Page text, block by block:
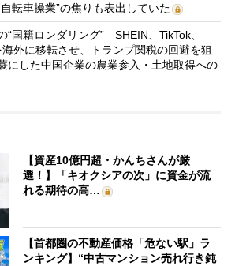
転車操業”の焦りも表出していた
“国籍ロンダリング” SHEIN、TikTok、
外に移転させ、トランプ関税の回避を狙
した中国企業の農業参入・土地取得への
【資産10億円超・かんちさんが厳
選！】「キオクシアの次」に資金が流
れる期待の高…
【首都圏の不動産価格「危ない駅」ラ
ンキング】“中古マンション売れ行き鈍